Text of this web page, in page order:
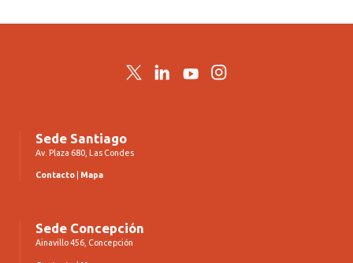
TwitterLinkedInYouTubeInstagram
Sede Santiago
Av. Plaza 680, Las Condes
Contacto Mapa
Sede Concepción
Ainavillo 456, Concepción